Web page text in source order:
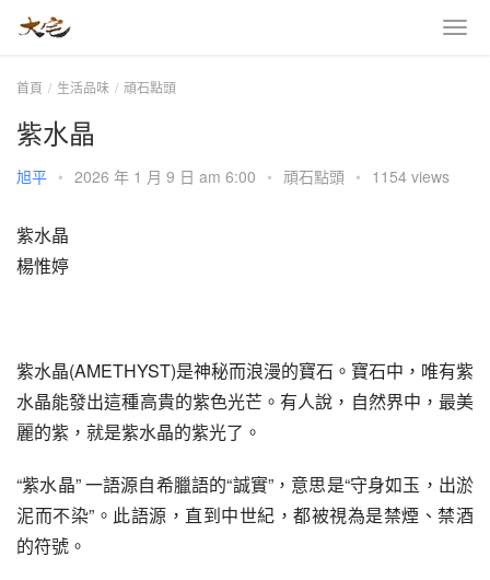
首頁 生活品味 頑石點頭
紫水晶
旭平 • 2026 年 1 月 9 日 am 6:00 • 頑石點頭 • 1154 views
紫水晶
楊惟婷
紫水晶(AMETHYST)是神秘而浪漫的寶石。寶石中，唯有紫
水晶能發出這種高貴的紫色光芒。有人說，自然界中，最美
麗的紫，就是紫水晶的紫光了。
“紫水晶” 一語源自希臘語的“誠實”，意思是“守身如玉，出淤
泥而不染”。此語源，直到中世紀，都被視為是禁煙、禁酒
的符號。